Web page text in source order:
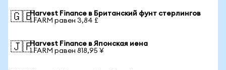
🇬🇧Harvest Finance в Британский фунт стерлингов
1 FARM равен 3,84 £
🇯🇵Harvest Finance в Японская иена
1 FARM равен 818,95 ¥